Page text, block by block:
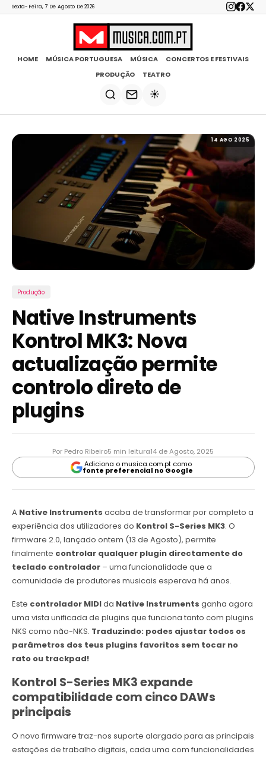
Sexta-Feira, 7 De Agosto De 2026
HOME MÚSICA PORTUGUESA MÚSICA
CONCERTOS E FESTIVAIS
PRODUÇÃO
TEATRO
☀️
14 AGO 2025
Produção
Native Instruments
Kontrol MK3: Nova
actualização permite
controlo direto de
plugins
Por Pedro Ribeiro5 min leitura14 de Agosto, 2025
Adiciona o musica.com.pt como
fonte preferencial no Google
A Native Instruments acaba de transformar por completo a
experiência dos utilizadores do Kontrol S-Series MK3. O
firmware 2.0, lançado ontem (13 de Agosto), permite
finalmente controlar qualquer plugin directamente do
teclado controlador– uma funcionalidade que a
comunidade de produtores musicais esperava há anos.
Este controlador MIDIda Native Instruments ganha agora
uma vista unificada de plugins que funciona tanto com plugins
NKS como não-NKS. Traduzindo: podes ajustar todos os
parâmetros dos teus plugins favoritos sem tocar no
rato ou trackpad!
Kontrol S-Series MK3 expande
compatibilidade com cinco DAWs
principais
O novo firmware traz-nos suporte alargado para as principais
estações de trabalho digitais, cada uma com funcionalidades